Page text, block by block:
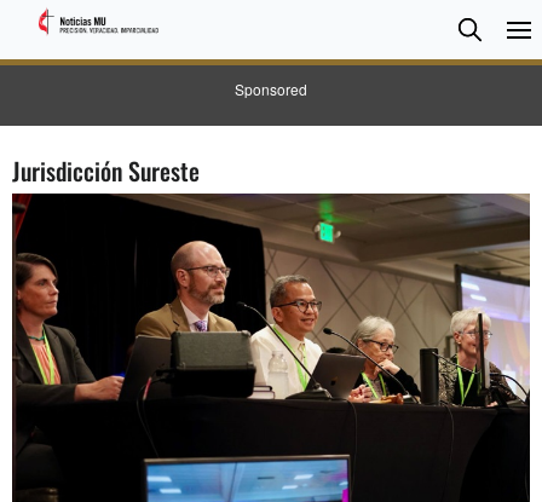
Sponsored
Search
Jurisdicción Sureste